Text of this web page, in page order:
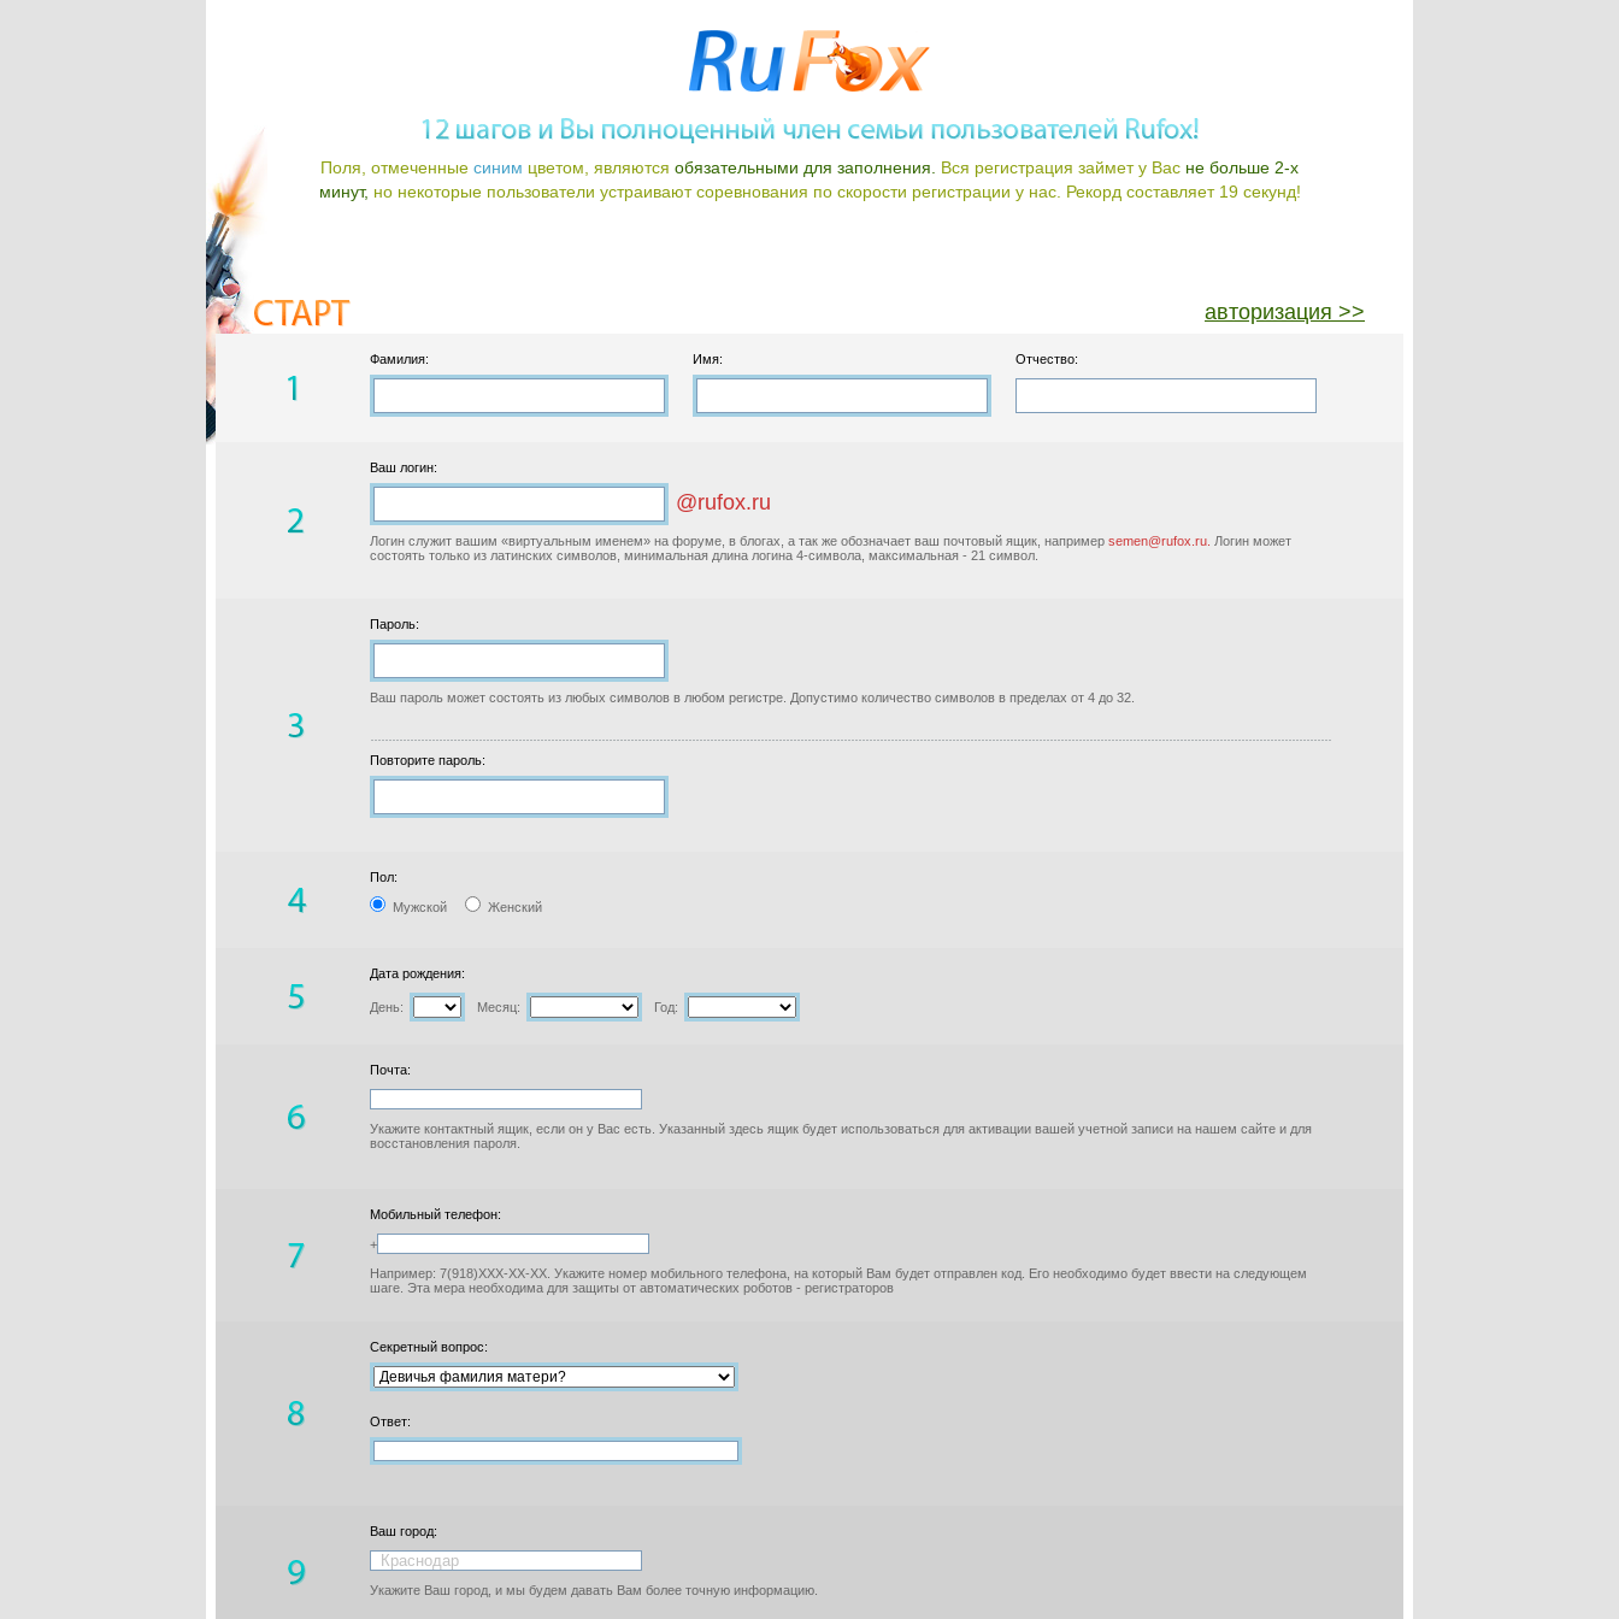
Поля, отмеченные синим цветом, являются обязательными для заполнения. Вся регистрация займет у Вас не больше 2-х
минут, но некоторые пользователи устраивают соревнования по скорости регистрации у нас. Рекорд составляет 19 секунд!
авторизация >>
Фамилия: Имя: Отчество:
Ваш логин:
@rufox.ru
Логин служит вашим «виртуальным именем» на форуме, в блогах, а так же обозначает ваш почтовый ящик, например semen@rufox.ru. Логин может
состоять только из латинских символов, минимальная длина логина 4-символа, максимальная - 21 символ.
Пароль:
Ваш пароль может состоять из любых символов в любом регистре. Допустимо количество символов в пределах от 4 до 32.
Повторите пароль:
Пол:
Мужской Женский
Дата рождения:
День: Месяц: Год:
Почта:
Укажите контактный ящик, если он у Вас есть. Указанный здесь ящик будет использоваться для активации вашей учетной записи на нашем сайте и для
восстановления пароля.
Мобильный телефон:
+
Например: 7(918)XXX-XX-XX. Укажите номер мобильного телефона, на который Вам будет отправлен код. Его необходимо будет ввести на следующем
шаге. Эта мера необходима для защиты от автоматических роботов - регистраторов
Секретный вопрос:
Ответ:
Ваш город:
Укажите Ваш город, и мы будем давать Вам более точную информацию.